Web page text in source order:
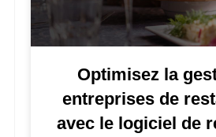
Optimisez la
entreprises de
avec le logiciel de